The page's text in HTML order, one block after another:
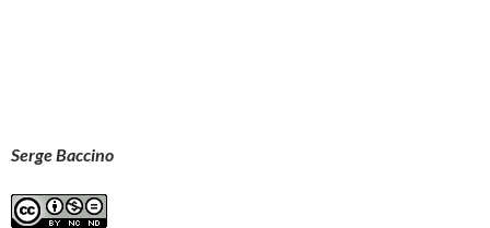
Serge Baccino